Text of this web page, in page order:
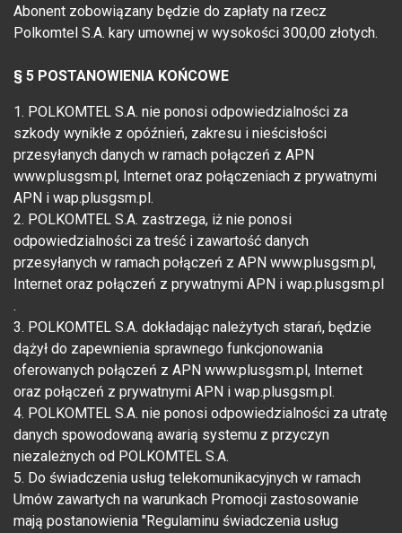
Abonent zobowiązany będzie do zapłaty na rzecz
Polkomtel S.A. kary umownej w wysokości 300,00 złotych.
§ 5 POSTANOWIENIA KOŃCOWE
1. POLKOMTEL S.A. nie ponosi odpowiedzialności za
szkody wynikłe z opóźnień, zakresu i nieścisłości
przesyłanych danych w ramach połączeń z APN
www.plusgsm.pl, Internet oraz połączeniach z prywatnymi
APN i wap.plusgsm.pl.
2. POLKOMTEL S.A. zastrzega, iż nie ponosi
odpowiedzialności za treść i zawartość danych
przesyłanych w ramach połączeń z APN www.plusgsm.pl,
Internet oraz połączeń z prywatnymi APN i wap.plusgsm.pl
.
3. POLKOMTEL S.A. dokładając należytych starań, będzie
dążył do zapewnienia sprawnego funkcjonowania
oferowanych połączeń z APN www.plusgsm.pl, Internet
oraz połączeń z prywatnymi APN i wap.plusgsm.pl.
4. POLKOMTEL S.A. nie ponosi odpowiedzialności za utratę
danych spowodowaną awarią systemu z przyczyn
niezależnych od POLKOMTEL S.A.
5. Do świadczenia usług telekomunikacyjnych w ramach
Umów zawartych na warunkach Promocji zastosowanie
mają postanowienia "Regulaminu świadczenia usług